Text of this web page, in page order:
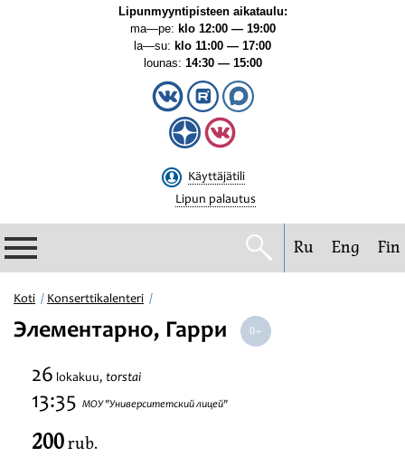
Lipunmyyntipisteen aikataulu:
ma—pe: klo 12:00 — 19:00
la—su: klo 11:00 — 17:00
lounas: 14:30 — 15:00
Käyttäjätili
Lipun palautus
Filharmonia
Konserttikalenteri
Festivaalit
Ru Eng Fin
Koti Konserttikalenteri
Элементарно, Гарри
26 lokakuu, torstai
13:35 МОУ "Университетский лицей"
200rub.